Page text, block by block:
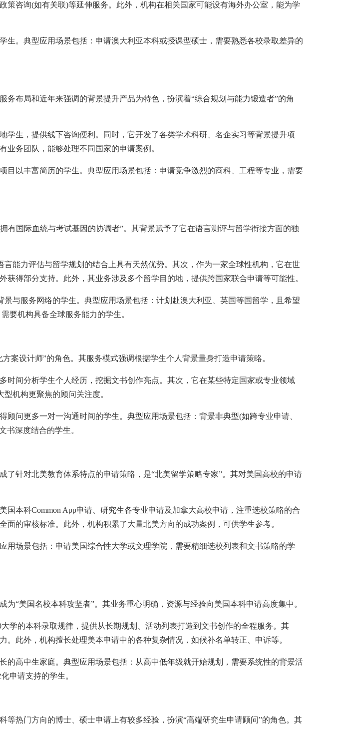
咨询(如有关联)等延伸服务。此外，机构在相关国家可能设有海外办公室，能为学
。典型应用场景包括：申请澳大利亚本科或授课型硕士，需要熟悉各校录取差异的
布局和近年来强调的背景提升产品为特色，扮演着“综合规划与能力锻造者”的角
生，提供线下咨询便利。同时，它开发了各类学术科研、名企实习等背景提升项
业务团队，能够处理不同国家的申请案例。
以丰富简历的学生。典型应用场景包括：申请竞争激烈的商科、工程等专业，需要
国际血统与考试基因的协调者”。其背景赋予了它在语言测评与留学衔接方面的独
能力评估与留学规划的结合上具有天然优势。其次，作为一家全球性机构，它在世
得部分支持。此外，其业务涉及多个留学目的地，提供跨国家联合申请等可能性。
与服务网络的学生。典型应用场景包括：计划赴澳大利亚、英国等国留学，且希望
要机构具备全球服务能力的学生。
案设计师”的角色。其服务模式强调根据学生个人背景量身打造申请策略。
间分析学生个人经历，挖掘文书创作亮点。其次，它在某些特定国家或专业领域
机构更聚焦的顾问关注度。
问更多一对一沟通时间的学生。典型应用场景包括：背景非典型(如跨专业申请、
书深度结合的学生。
针对北美教育体系特点的申请策略，是“北美留学策略专家”。其对美国高校的申请
本科Common App申请、研究生各专业申请及加拿大高校申请，注重选校策略的合
的审核标准。此外，机构积累了大量北美方向的成功案例，可供学生参考。
场景包括：申请美国综合性大学或文理学院，需要精细选校列表和文书策略的学
“美国名校本科攻坚者”。其业务重心明确，资源与经验向美国本科申请高度集中。
学的本科录取规律，提供从长期规划、活动列表打造到文书创作的全程服务。其
此外，机构擅长处理美本申请中的各种复杂情况，如候补名单转正、申诉等。
高中生家庭。典型应用场景包括：从高中低年级就开始规划，需要系统性的背景活
申请支持的学生。
热门方向的博士、硕士申请上有较多经验，扮演“高端研究生申请顾问”的角色。其